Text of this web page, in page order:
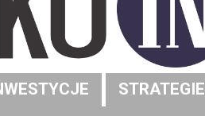
STRATEGIE